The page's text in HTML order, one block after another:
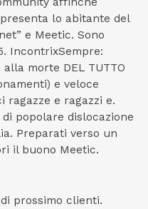
lo abitante del
e Meetic. Sono
IncontrixSempre:
morte DEL TUTTO
e veloce
ragazze e ragazzi e.
popolare dislocazione
Preparati verso un
il buono Meetic.
prossimo clienti.